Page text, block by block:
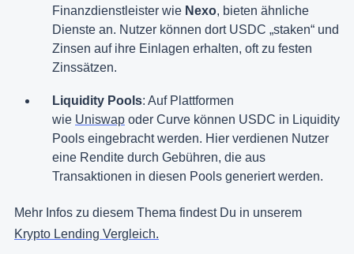
Finanzdienstleister wie Nexo, bieten ähnliche
Dienste an. Nutzer können dort USDC „staken“ und
Zinsen auf ihre Einlagen erhalten, oft zu festen
Zinssätzen.
Liquidity Pools: Auf Plattformen
wie Uniswap oder Curve können USDC in Liquidity
Pools eingebracht werden. Hier verdienen Nutzer
eine Rendite durch Gebühren, die aus
Transaktionen in diesen Pools generiert werden.
Mehr Infos zu diesem Thema findest Du in unserem
Krypto Lending Vergleich.